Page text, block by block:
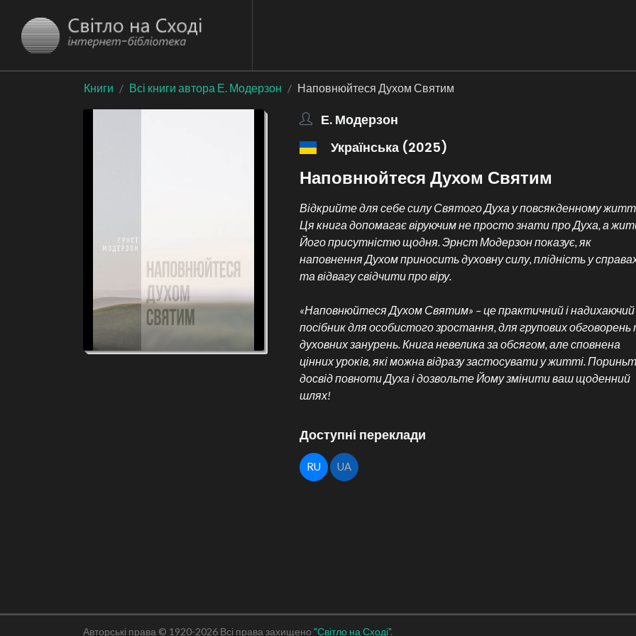
Книги Всі книги автора Е. Модерзон Наповнюйтеся Духом Святим
Е. Модерзон
Українська (2025)
Наповнюйтеся Духом Святим
Відкрийте для себе силу Святого Духа у повсякденному
Ця книга допомагає віруючим не просто знати про Духа, а
Його присутністю щодня. Эрнст Модерзон показує, як
наповнення Духом приносить духовну силу, плідність у
та відвагу свідчити про віру.
«Наповнюйтеся Духом Святим» – це практичний і надихаючий
посібник для особистого зростання, для групових обговорень
духовних занурень. Книга невелика за обсягом, але сповнена
цінних уроків, які можна відразу застосувати у житті.
досвід повноти Духа і дозвольте Йому змінити ваш щоденний
шлях!
Доступні переклади
RU UA
Авторські права © 1920-2026 Всі права захищено "Світло на Сході".